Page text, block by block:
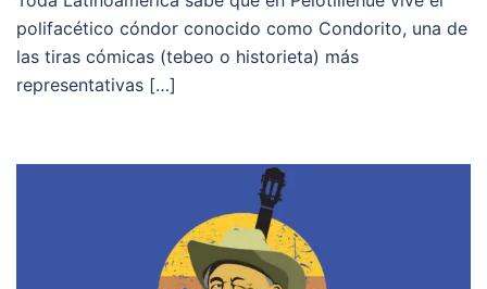
polifacético cóndor conocido como Condorito, una de
las tiras cómicas (tebeo o historieta) más
representativas […]